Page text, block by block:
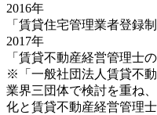
2016年
「賃貸住宅管理業者登録
2017年
「賃貸不動産経営管理士
※「一般社団法人賃貸不
業界三団体で検討を重ね
化と賃貸不動産経営管理